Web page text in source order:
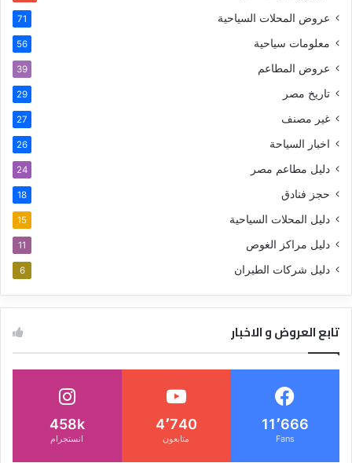
عروض المحلات السياحية 71
معلومات سياحية 56
عروض المطاعم 39
تاريخ مصر 29
غير مصنف 27
اخبار السياحة 26
دليل مطاعم مصر 24
حجز فنادق 18
دليل المحلات السياحية 15
دليل مراكز الغوص 11
دليل شركات الطيران 6
تابع العروض و الاخبار
11٬666
Fans
4٬740
متابعون
458k
انستجرام